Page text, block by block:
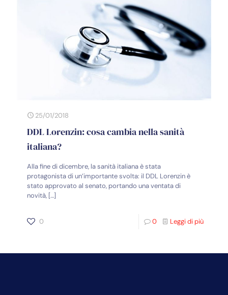
25/01/2018
DDL Lorenzin: cosa cambia nella sanità
italiana?
Alla fine di dicembre, la sanità italiana è stata
protagonista di un’importante svolta: il DDL Lorenzin è
stato approvato al senato, portando una ventata di
novità, […]
0 0 Leggi di più